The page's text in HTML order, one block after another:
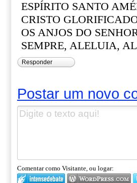
ESPÍRITO SANTO
CRISTO
OS ANJOS DO
SEMPRE, ALELUIA,
Responder
Postar um novo
Comentar como Visitante, ou logar: